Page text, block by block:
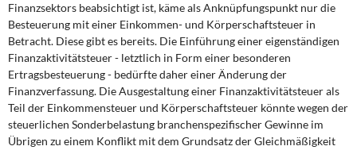
Finanzsektors beabsichtigt ist, käme als Anknüpfungspunkt nur die
Besteuerung mit einer Einkommen- und Körperschaftsteuer in
Betracht. Diese gibt es bereits. Die Einführung einer eigenständigen
Finanzaktivitätsteuer - letztlich in Form einer besonderen
Ertragsbesteuerung - bedürfte daher einer Änderung der
Finanzverfassung. Die Ausgestaltung einer Finanzaktivitätsteuer als
Teil der Einkommensteuer und Körperschaftsteuer könnte wegen der
steuerlichen Sonderbelastung branchenspezifischer Gewinne im
Übrigen zu einem Konflikt mit dem Grundsatz der Gleichmäßigkeit